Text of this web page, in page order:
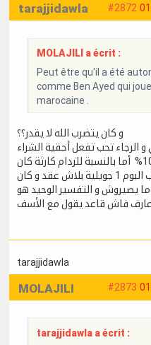
#2872
tarajjidawla
MOLAJILI a écrit :
Peut être qu'il a été
comme Ben Ayed qui
marocaine .
و كان يتضرب الله لا يقدر؟؟
تحب تفعل أحقية الشراء
ب250 ألف يوروا و ماشي أكيد 100% أما بالنسبة للزدام كارثة كان
عقدوا يوفى 30 جوان و هو يلعب البوم 1 جويلية بلاش عقد و كان
يصيروش و التفسير الوحيد هو
فاش قاعد يقول مع الأسف
tarajjidawla
#2873
MOLAJILI
tarajjidawla a écrit :